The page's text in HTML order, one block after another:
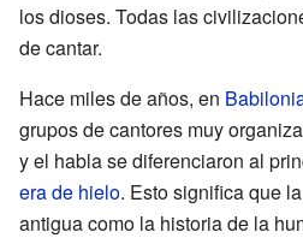
los dioses. Todas las
de cantar.
Hace miles de años, en
grupos de cantores muy
y el habla se diferenciaron al
era de hielo. Esto significa que
antigua como la historia de la